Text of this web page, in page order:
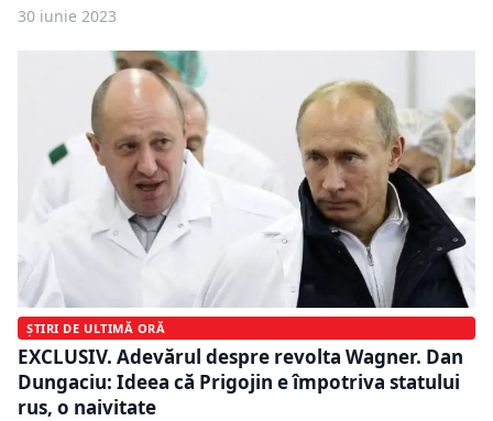
30 iunie 2023
ȘTIRI DE ULTIMĂ ORĂ
EXCLUSIV. Adevărul despre revolta Wagner. Dan
Dungaciu: Ideea că Prigojin e împotriva statului
rus, o naivitate